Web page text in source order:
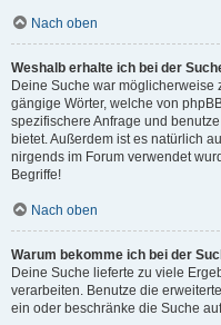
Nach oben
Weshalb erhalte ich bei der
Deine Suche war
gängige Wörter, welche von
spezifischere Anfrage und
bietet. Außerdem ist es natürlich
nirgends im Forum verwendet
Begriffe!
Nach oben
Warum bekomme ich bei der
Deine Suche lieferte zu viele
verarbeiten. Benutze die
ein oder beschränke die Suche